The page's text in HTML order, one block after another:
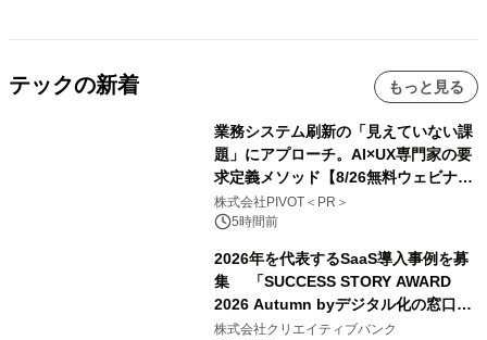
テックの新着 もっと見る
業務システム刷新の「見えていない課
題」にアプローチ。AI×UX専門家の要
求定義メソッド【8/26無料ウェビナ
ー】株式会社PIVOT
株式会社PIVOT＜PR＞
5時間前
2026年を代表するSaaS導入事例を募
集 「SUCCESS STORY AWARD
2026 Autumn byデジタル化の窓口」
開催
株式会社クリエイティブバンク